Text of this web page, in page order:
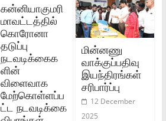
கன்னியாகுமரி
மாவட்டத்தில்
கொரோனா
தடுப்பு
நடவடிக்கைக
ளின்
விளைவாக
மேற்கொள்ளப்ப
ட்ட நடவடிக்கை
மின்னணு
வாக்குப்பதிவு
இயந்திரங்கள்
சரிபார்ப்பு
12 December
2025